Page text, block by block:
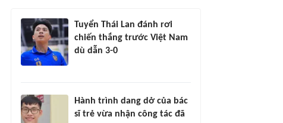
Tuyển Thái Lan đánh rơi
chiến thắng trước Việt Nam
dù dẫn 3-0
Hành trình dang dở của bác
sĩ trẻ vừa nhận công tác đã